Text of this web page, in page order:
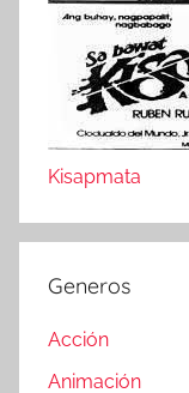
Kisapmata
Generos
Acción
Animación